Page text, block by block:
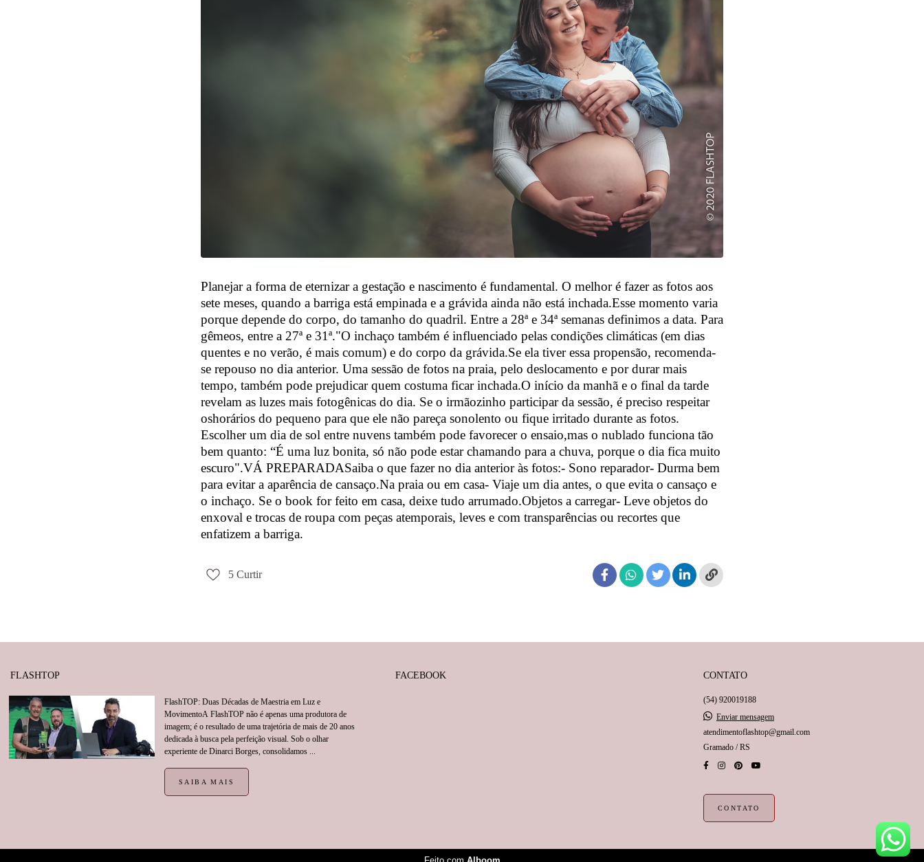
Planejar a forma de eternizar a gestação e nascimento é fundamental. O melhor é fazer as fotos aos
sete meses, quando a barriga está empinada e a grávida ainda não está inchada.Esse momento varia
porque depende do corpo, do tamanho do quadril. Entre a 28ª e 34ª semanas definimos a data. Para
gêmeos, entre a 27ª e 31ª."O inchaço também é influenciado pelas condições climáticas (em dias
quentes e no verão, é mais comum) e do corpo da grávida.Se ela tiver essa propensão, recomenda-
se repouso no dia anterior. Uma sessão de fotos na praia, pelo deslocamento e por durar mais
tempo, também pode prejudicar quem costuma ficar inchada.O início da manhã e o final da tarde
revelam as luzes mais fotogênicas do dia. Se o irmãozinho participar da sessão, é preciso respeitar
oshorários do pequeno para que ele não pareça sonolento ou fique irritado durante as fotos.
Escolher um dia de sol entre nuvens também pode favorecer o ensaio,mas o nublado funciona tão
bem quanto: “É uma luz bonita, só não pode estar chamando para a chuva, porque o dia fica muito
escuro".VÁ PREPARADASaiba o que fazer no dia anterior às fotos:- Sono reparador- Durma bem
para evitar a aparência de cansaço.Na praia ou em casa- Viaje um dia antes, o que evita o cansaço e
o inchaço. Se o book for feito em casa, deixe tudo arrumado.Objetos a carregar- Leve objetos do
enxoval e trocas de roupa com peças atemporais, leves e com transparências ou recortes que
enfatizem a barriga.
5 Curtir
FLASHTOP
FlashTOP: Duas Décadas de Maestria em Luz e
MovimentoA FlashTOP não é apenas uma produtora de
imagem; é o resultado de uma trajetória de mais de 20 anos
dedicada à busca pela perfeição visual. Sob o olhar
experiente de Dinarci Borges, consolidamos ...
SAIBA MAIS
FACEBOOK CONTATO
(54) 920019188
Enviar mensagem
atendimentoflashtop@gmail.com
Gramado / RS
CONTATO